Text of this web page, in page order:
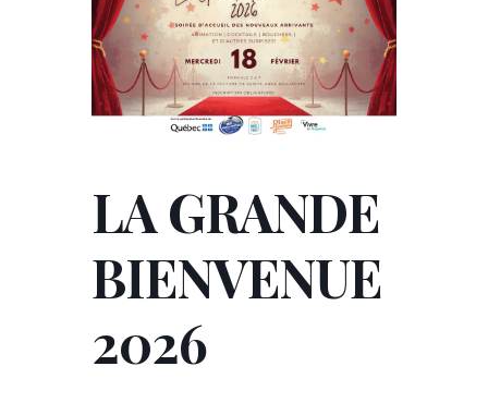
LA GRANDE
BIENVENUE
2026